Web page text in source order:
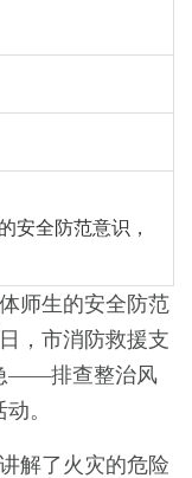
安全防范意识，
师生的安全防范
，市消防救援支
——排查整治风
。
解了火灾的危险